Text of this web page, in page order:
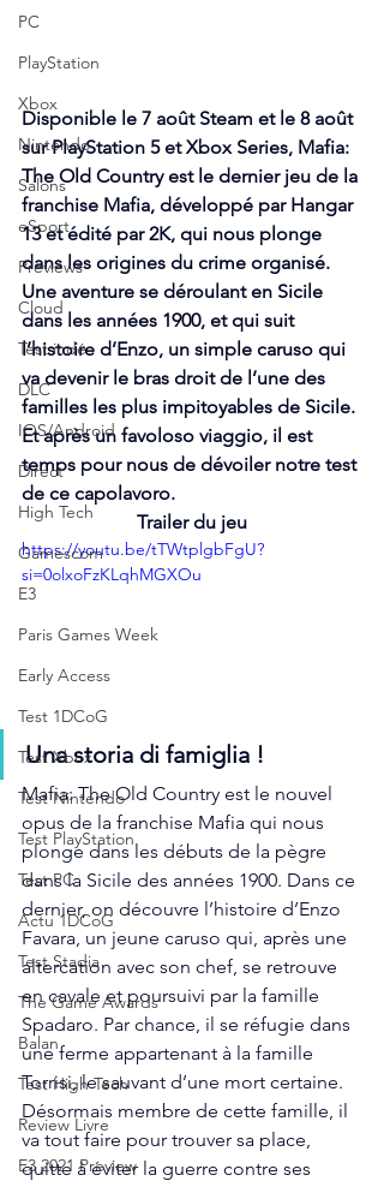
PC
PlayStation
Xbox
Nintendo
Salons
eSport
Previews
Cloud
Test indé
DLC
IOS/Android
Direct
High Tech
Gamescom
E3
Paris Games Week
Early Access
Test 1DCoG
Test Xbox
Test Nintendo
Test PlayStation
Test PC
Actu 1DCoG
Test Stadia
The Game Awards
Balan
Test High Tech
Review Livre
E3 2021 Preview
Disponible le 7 août Steam et le 8 août
sur PlayStation 5 et Xbox Series, Mafia:
The Old Country est le dernier jeu de la
franchise Mafia, développé par Hangar
13 et édité par 2K, qui nous plonge
dans les origines du crime organisé.
Une aventure se déroulant en Sicile
dans les années 1900, et qui suit
l’histoire d’Enzo, un simple caruso qui
va devenir le bras droit de l’une des
familles les plus impitoyables de Sicile.
Et après un favoloso viaggio, il est
temps pour nous de dévoiler notre test
de ce capolavoro.
Trailer du jeu
https://youtu.be/tTWtplgbFgU?
si=0olxoFzKLqhMGXOu
Una storia di famiglia !
Mafia: The Old Country est le nouvel
opus de la franchise Mafia qui nous
plonge dans les débuts de la pègre
dans la Sicile des années 1900. Dans ce
dernier, on découvre l’histoire d’Enzo
Favara, un jeune caruso qui, après une
altercation avec son chef, se retrouve
en cavale et poursuivi par la famille
Spadaro. Par chance, il se réfugie dans
une ferme appartenant à la famille
Torrisi, le sauvant d’une mort certaine.
Désormais membre de cette famille, il
va tout faire pour trouver sa place,
quitte à éviter la guerre contre ses